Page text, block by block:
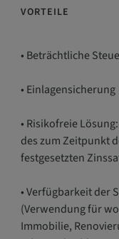
VORTEILE
• Beträchtliche
• Einlagensicherung
• Risikofreie
des zum Zeitpunkt
festgesetzten
• Verfügbarkeit der
(Verwendung für
Immobilie,